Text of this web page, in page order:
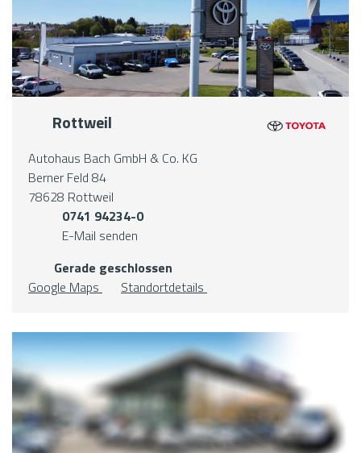
Rottweil
Autohaus Bach GmbH & Co. KG
Berner Feld 84
78628 Rottweil
0741 94234-0
E-Mail senden
Gerade geschlossen
Google Maps
Standortdetails